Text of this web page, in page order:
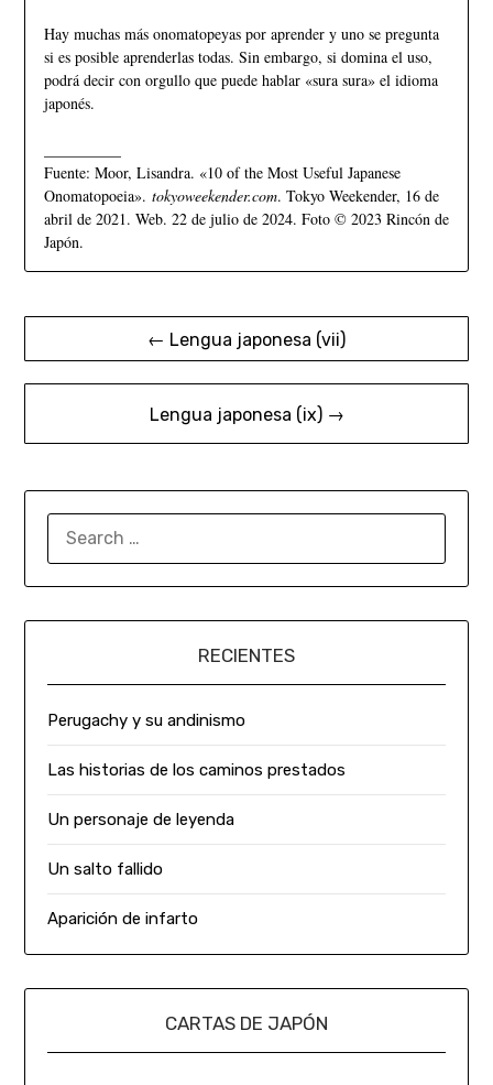
Hay muchas más onomatopeyas por aprender y uno se pregunta
si es posible aprenderlas todas. Sin embargo, si domina el uso,
podrá decir con orgullo que puede hablar «sura sura» el idioma
japonés.
Fuente: Moor, Lisandra. «10 of the Most Useful Japanese
Onomatopoeia». tokyoweekender.com. Tokyo Weekender, 16 de
abril de 2021. Web. 22 de julio de 2024. Foto © 2023 Rincón de
Japón.
← Lengua japonesa (vii)
Lengua japonesa (ix) →
RECIENTES
Perugachy y su andinismo
Las historias de los caminos prestados
Un personaje de leyenda
Un salto fallido
Aparición de infarto
CARTAS DE JAPÓN